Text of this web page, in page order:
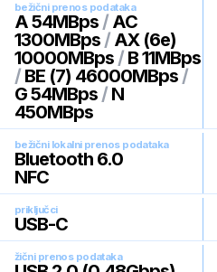
bežični prenos podataka
A 54MBps / AC
1300MBps / AX (6e)
10000MBps / B 11MBps
/ BE (7) 46000MBps /
G 54MBps / N
450MBps
bežični lokalni prenos podataka
Bluetooth 6.0
NFC
priključci
USB-C
žični prenos podataka